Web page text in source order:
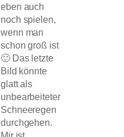
eben auch
noch spielen,
wenn man
schon groß ist
🙂 Das letzte
Bild könnte
glatt als
unbearbeiteter
Schneeregen
durchgehen.